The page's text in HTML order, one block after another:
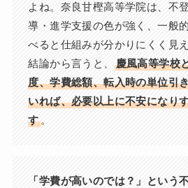
よね。奈良甘樫高等学院は、不
導・進学支援の色が強く、一般
べると仕組みが分かりにくく見
結論から言うと、
慶風高等学校
度、学費総額、転入時の単位引
いれば、必要以上に不安になり
す。
「学費が高いのでは？」という